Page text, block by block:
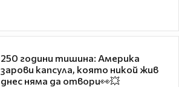
250 години тишина: Америка
зарови капсула, която никой жив
днес няма да отвори👀💥